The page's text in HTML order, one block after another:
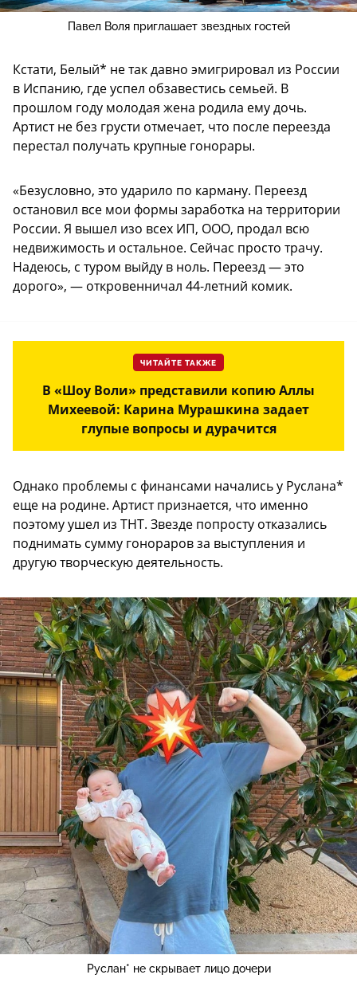
Павел Воля приглашает звездных гостей
Кстати, Белый* не так давно эмигрировал из России
в Испанию, где успел обзавестись семьей. В
прошлом году молодая жена родила ему дочь.
Артист не без грусти отмечает, что после переезда
перестал получать крупные гонорары.
«Безусловно, это ударило по карману. Переезд
остановил все мои формы заработка на территории
России. Я вышел изо всех ИП, ООО, продал всю
недвижимость и остальное. Сейчас просто трачу.
Надеюсь, с туром выйду в ноль. Переезд — это
дорого», — откровенничал 44-летний комик.
ЧИТАЙТЕ ТАКЖЕ
В «Шоу Воли» представили копию Аллы
Михеевой: Карина Мурашкина задает
глупые вопросы и дурачится
Однако проблемы с финансами начались у Руслана*
еще на родине. Артист признается, что именно
поэтому ушел из ТНТ. Звезде попросту отказались
поднимать сумму гонораров за выступления и
другую творческую деятельность.
Руслан* не скрывает лицо дочери